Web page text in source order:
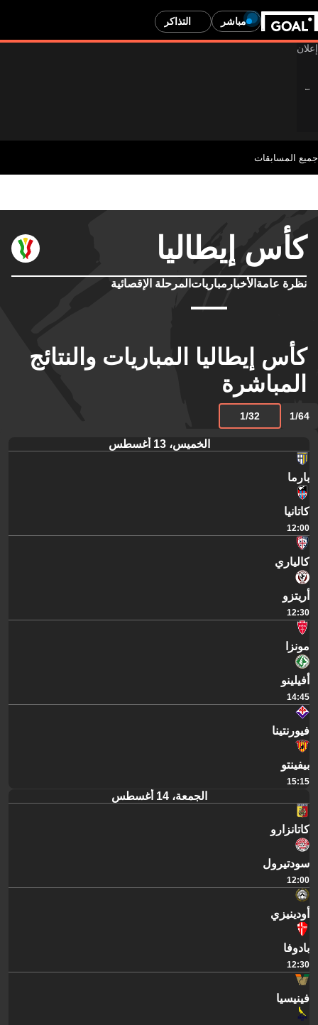
مباشر التذاكر
جميع المسابقات
كأس إيطاليا
نظرة عامة الأخبار مباريات المرحلة الإقصائية
كأس إيطاليا المباريات والنتائج
المباشرة
1/64
1/32
الخميس، 13 أغسطس
بارما
كاتانيا
12:00
كالياري
أريتزو
12:30
مونزا
أفيلينو
14:45
فيورنتينا
بيفينتو
15:15
الجمعة، 14 أغسطس
كاتانزارو
سودتيرول
12:00
أودينيزي
بادوفا
12:30
فينيسيا